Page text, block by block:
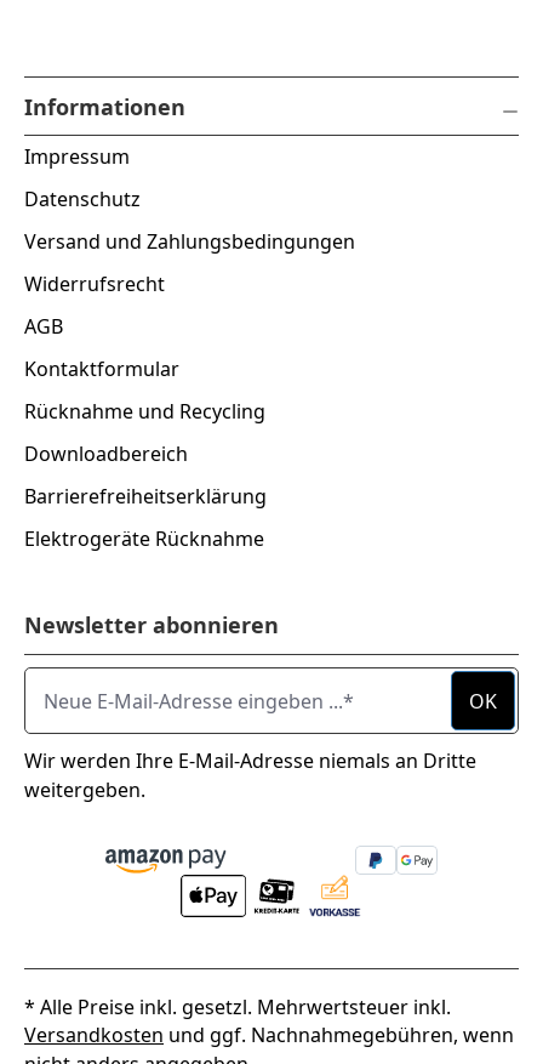
Informationen
Impressum
Datenschutz
Versand und Zahlungsbedingungen
Widerrufsrecht
AGB
Kontaktformular
Rücknahme und Recycling
Downloadbereich
Barrierefreiheitserklärung
Elektrogeräte Rücknahme
Newsletter abonnieren
Neue E-Mail-Adresse eingeben ...
OK
Wir werden Ihre E-Mail-Adresse niemals an Dritte
weitergeben.
* Alle Preise inkl. gesetzl. Mehrwertsteuer inkl.
Versandkosten und ggf. Nachnahmegebühren, wenn